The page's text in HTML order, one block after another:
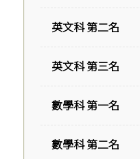
英文科 第二名
英文科 第三名
數學科 第一名
數學科 第二名